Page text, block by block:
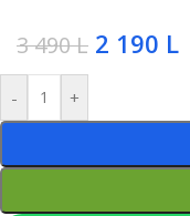
3 490L 2 190 L
- +